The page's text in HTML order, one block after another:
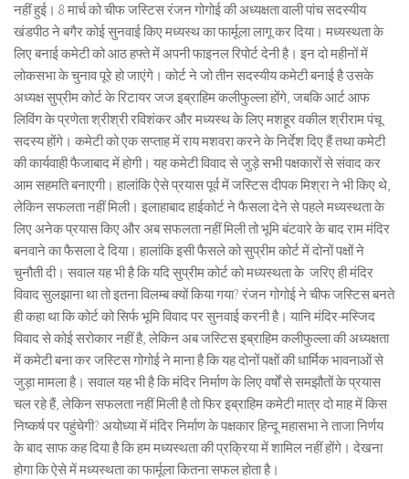
नहीं हुई। 8 मार्च को चीफ जस्टिस रंजन गोगोई की अध्यक्षता वाली पांच सदस्यीय
खंडपीठ ने बगैर कोई सुनवाई किए मध्यस्थ का फार्मूला लागू कर दिया। मध्यस्थता के
लिए बनाई कमेटी को आठ हफ्ते में अपनी फाइनल रिपोर्ट देनी है। इन दो महीनों में
लोकसभा के चुनाव पूरे हो जाएंगे। कोर्ट ने जो तीन सदस्यीय कमेटी बनाई है उसके
अध्यक्ष सुप्रीम कोर्ट के रिटायर जज इब्राहिम कलीफुल्ला होंगे, जबकि आर्ट आफ
लिविंग के प्रणेता श्रीश्री रविशंकर और मध्यस्थ के लिए मशहूर वकील श्रीराम पंचू
सदस्य होंगे। कमेटी को एक सप्ताह में राय मशवरा करने के निर्देश दिए हैं तथा कमेटी
की कार्यवाही फैजाबाद में होगी। यह कमेटी विवाद से जुड़े सभी पक्षकारों से संवाद कर
आम सहमति बनाएगी। हालांकि ऐसे प्रयास पूर्व में जस्टिस दीपक मिश्रा ने भी किए थे,
लेकिन सफलता नहीं मिली। इलाहाबाद हाईकोर्ट ने फैसला देने से पहले मध्यस्थता के
लिए अनेक प्रयास किए और अब सफलता नहीं मिली तो भूमि बंटवारे के बाद राम मंदिर
बनवाने का फैसला दे दिया। हालांकि इसी फैसले को सुप्रीम कोर्ट में दोनों पक्षों ने
चुनौती दी। सवाल यह भी है कि यदि सुप्रीम कोर्ट को मध्यस्थता के जरिए ही मंदिर
विवाद सुलझाना था तो इतना विलम्ब क्यों किया गया? रंजन गोगोई ने चीफ जस्टिस बनते
ही कहा था कि कोर्ट को सिर्फ भूमि विवाद पर सुनवाई करनी है। यानि मंदिर-मस्जिद
विवाद से कोई सरोकार नहीं है, लेकिन अब जस्टिस इब्राहिम कलीफुल्ला की अध्यक्षता
में कमेटी बना कर जस्टिस गोगोई ने माना है कि यह दोनों पक्षों की धार्मिक भावनाओं से
जुड़ा मामला है। सवाल यह भी है कि मंदिर निर्माण के लिए वर्षों से समझौतों के प्रयास
चल रहे हैं, लेकिन सफलता नहीं मिली है तो फिर इब्राहिम कमेटी मात्र दो माह में किस
निष्कर्ष पर पहुंचेगी? अयोध्या में मंदिर निर्माण के पक्षकार हिन्दू महासभा ने ताजा निर्णय
के बाद साफ कह दिया है कि हम मध्यस्थता की प्रक्रिया में शामिल नहीं होंगे। देखना
होगा कि ऐसे में मध्यस्थता का फार्मूला कितना सफल होता है।